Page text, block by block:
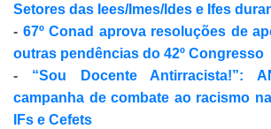
Setores das Iees/Imes/Ides e Ifes
- 67º Conad aprova resoluções de
outras pendências do 42º Congresso
- “Sou Docente Antirracista!”:
campanha de combate ao racismo
IFs e Cefets